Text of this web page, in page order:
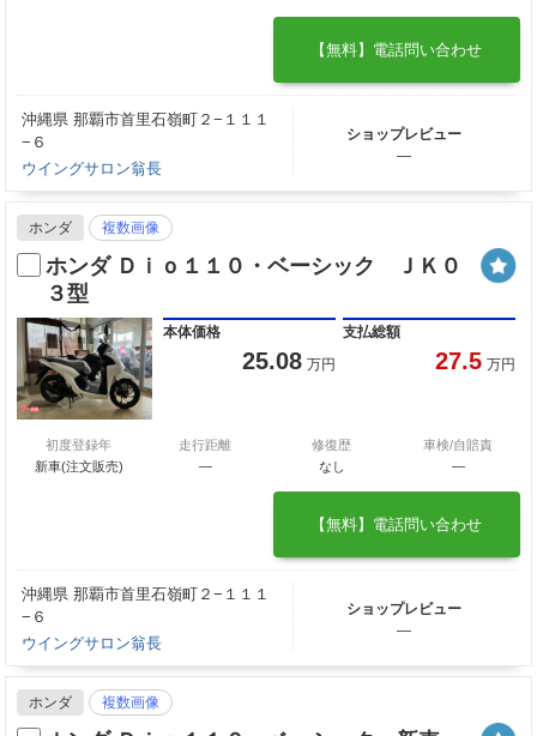
【無料】電話問い合わせ
沖縄県 那覇市首里石嶺町２−１１１
−６
ウイングサロン翁長
ショップレビュー
―
ホンダ 複数画像
ホンダ Ｄｉｏ１１０・ベーシック ＪＫ０
３型
本体価格
25.08 万円
支払総額
27.5 万円
初度登録年
新車(注文販売)
走行距離
―
修復歴
なし
車検/自賠責
―
【無料】電話問い合わせ
沖縄県 那覇市首里石嶺町２−１１１
−６
ウイングサロン翁長
ショップレビュー
―
ホンダ 複数画像